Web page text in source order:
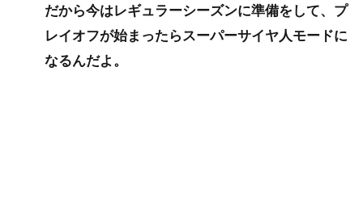
だから今はレギュラーシーズンに準備をして、プ
レイオフが始まったらスーパーサイヤ人モードに
なるんだよ。